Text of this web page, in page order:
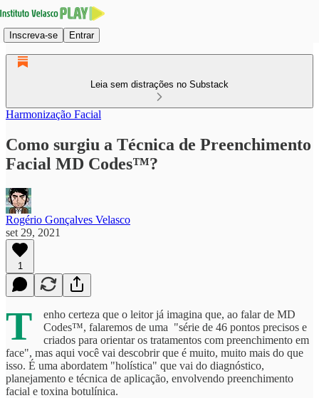
Inscreva-se Entrar
Leia sem distrações no Substack
Harmonização Facial
Como surgiu a Técnica de Preenchimento
Facial MD Codes™?
Rogério Gonçalves Velasco
set 29, 2021
1
T
enho certeza que o leitor já imagina que, ao falar de MD
Codes™, falaremos de uma "série de 46 pontos precisos e
criados para orientar os tratamentos com preenchimento em
face", mas aqui você vai descobrir que é muito, muito mais do que
isso. É uma abordatem "holística" que vai do diagnóstico,
planejamento e técnica de aplicação, envolvendo preenchimento
facial e toxina botulínica.